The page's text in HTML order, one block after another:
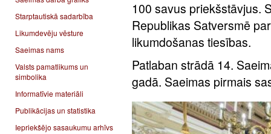
Starptautiskā sadarbība
Likumdevēju vēsture
Saeimas nams
Valsts pamatlikums un
simbolika
Informatīvie materiāli
Publikācijas un statistika
Iepriekšējo sasaukumu arhīvs
100 savus priekšstāvjus.
Republikas Satversmē
likumdošanas tiesības.
Patlaban strādā 14.
gadā. Saeimas pirmais